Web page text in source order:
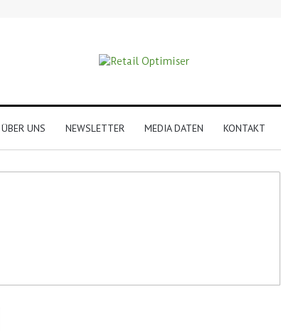
ÜBER UNS NEWSLETTER MEDIA DATEN KONTAKT